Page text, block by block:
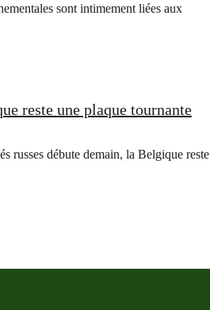
sont intimement liées aux
reste une plaque tournante
russes débute demain, la Belgique reste